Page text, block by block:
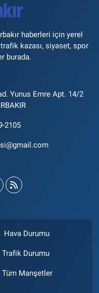
haberleri için yerel
kazası, siyaset, spor
burada.
Yunus Emre Apt. 14/2
2105
Hava Durumu
Trafik Durumu
Tüm Manşetler